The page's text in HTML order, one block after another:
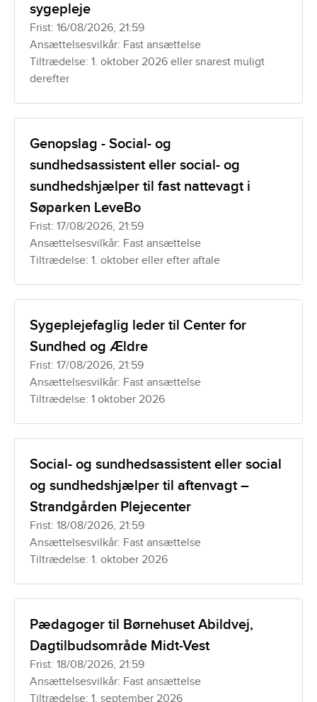
sygepleje
Frist: 16/08/2026, 21:59
Ansættelsesvilkår: Fast ansættelse
Tiltrædelse: 1. oktober 2026 eller snarest muligt
derefter
Genopslag - Social- og
sundhedsassistent eller social- og
sundhedshjælper til fast nattevagt i
Søparken LeveBo
Frist: 17/08/2026, 21:59
Ansættelsesvilkår: Fast ansættelse
Tiltrædelse: 1. oktober eller efter aftale
Sygeplejefaglig leder til Center for
Sundhed og Ældre
Frist: 17/08/2026, 21:59
Ansættelsesvilkår: Fast ansættelse
Tiltrædelse: 1 oktober 2026
Social- og sundhedsassistent eller social
og sundhedshjælper til aftenvagt –
Strandgården Plejecenter
Frist: 18/08/2026, 21:59
Ansættelsesvilkår: Fast ansættelse
Tiltrædelse: 1. oktober 2026
Pædagoger til Børnehuset Abildvej,
Dagtilbudsområde Midt-Vest
Frist: 18/08/2026, 21:59
Ansættelsesvilkår: Fast ansættelse
Tiltrædelse: 1. september 2026